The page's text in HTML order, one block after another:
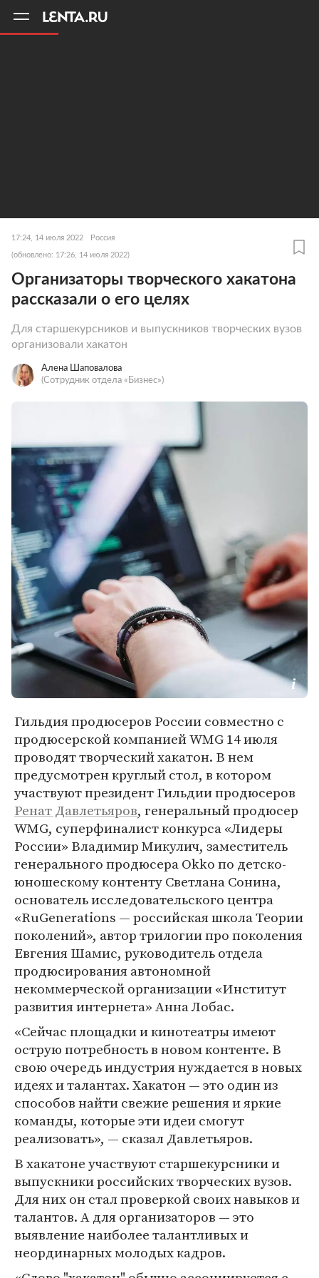
17:24, 14 июля 2022 Россия
(обновлено: 17:26, 14 июля 2022)
Организаторы творческого хакатона
рассказали о его целях
Для старшекурсников и выпускников творческих вузов
организовали хакатон
Алена Шаповалова
(Сотрудник отдела «‎Бизнес»)
Гильдия продюсеров России совместно с
продюсерской компанией WMG 14 июля
проводят творческий хакатон. В нем
предусмотрен круглый стол, в котором
участвуют президент Гильдии продюсеров
Ренат Давлетьяров, генеральный продюсер
WMG, суперфиналист конкурса «Лидеры
России» Владимир Микулич, заместитель
генерального продюсера Okko по детско-
юношескому контенту Светлана Сонина,
основатель исследовательского центра
«RuGenerations — российская школа Теории
поколений», автор трилогии про поколения
Евгения Шамис, руководитель отдела
продюсирования автономной
некоммерческой организации «Институт
развития интернета» Анна Лобас.
«Сейчас площадки и кинотеатры имеют
острую потребность в новом контенте. В
свою очередь индустрия нуждается в новых
идеях и талантах. Хакатон — это один из
способов найти свежие решения и яркие
команды, которые эти идеи смогут
реализовать», — сказал Давлетьяров.
В хакатоне участвуют старшекурсники и
выпускники российских творческих вузов.
Для них он стал проверкой своих навыков и
талантов. А для организаторов — это
выявление наиболее талантливых и
неординарных молодых кадров.